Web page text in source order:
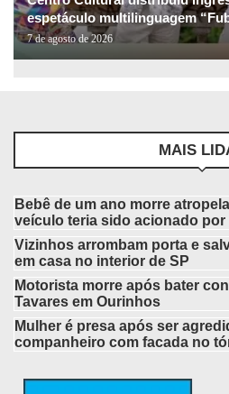
espetáculo multilinguagem
7 de agosto de 2026
MAIS
Bebê de um ano morre
veículo teria sido acionado por
Vizinhos arrombam porta e
em casa no interior de SP
Motorista morre após bater
Tavares em Ourinhos
Mulher é presa após ser
companheiro com facada no